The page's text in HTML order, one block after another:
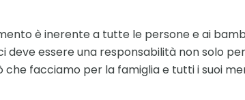
è inerente a tutte le persone e ai
deve essere una responsabilità non solo
facciamo per la famiglia e tutti i suoi